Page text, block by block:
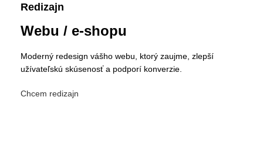
Redizajn
Webu / e-shopu
Moderný redesign vášho webu, ktorý zaujme, zlepší
užívateľskú skúsenosť a podporí konverzie.
Chcem redizajn